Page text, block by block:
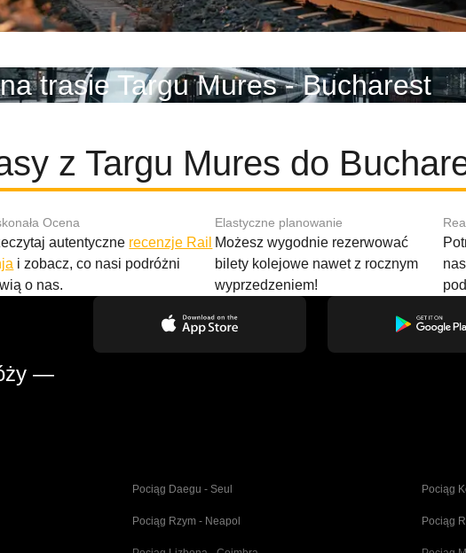
trasie Targu Mures - Bucharest
z Targu Mures do
Ocena
autentyczne recenzje Rail
i zobacz, co nasi podróżni
o nas.
Elastyczne planowanie
Możesz wygodnie rezerwować
bilety kolejowe nawet z rocznym
wyprzedzeniem!
—
Pociąg Daegu - Seul Pociąg
Pociąg Rzym - Neapol Pociąg